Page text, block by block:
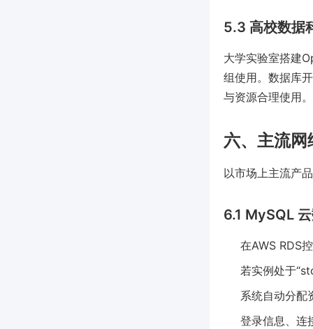
5.3 高校数据
大学实验室搭建
组使用。数据库
与资源合理使用。
六、主流
以市场上主流产
6.1 MySQL
在AWS RDS
若实例处于
系统自动分配
登录信息、连